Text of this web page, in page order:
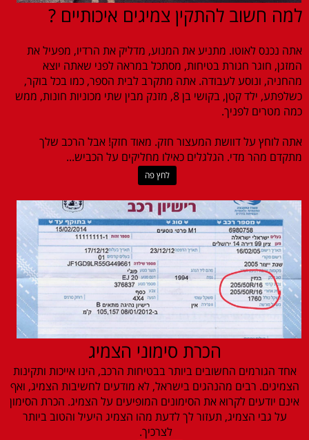
למה חשוב להתקין צמיגים איכותיים ?
אתה נכנס לאוטו. מתניע את המנוע, מדליק את הרדיו, מפעיל את
המזגן, חוגר חגורת בטיחות, מסתכל במראה לפני שאתה יוצא
מהחניה, ונוסע לעבודה. אתה מתקרב לבית הספר, כמו בכל בוקר,
כשלפתע, ילד קטן, בקושי בן 8, מזנק מבין שתי מכוניות חונות, ממש
כמה מטרים לפניך.
אתה לוחץ על דוושת המעצור חזק. מאוד חזק! אבל הרכב שלך
מתקדם מהר מדי. הגלגלים כאילו מחליקים על הכביש...
לחץ פה
הכרת סימוני הצמיג
אחד הגורמים החשובים ביותר בבטיחות הרכב, הינו אייכות ותקינות
הצמיגים. רבים מהנהגים בישראל, לא מודעים לחשיבות הצמיג, ואף
אינם יודעים לקרוא את הסימונים המופיעים על הצמיג. הכרת הסימון
על גבי הצמיג, תעזור לך לדעת מהו הצמיג היעיל והטוב ביותר
לצרכיך.